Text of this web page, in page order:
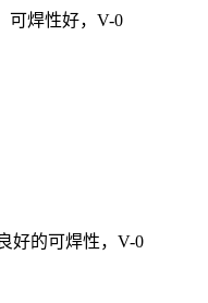
可焊性好，V-0
好的可焊性，V-0